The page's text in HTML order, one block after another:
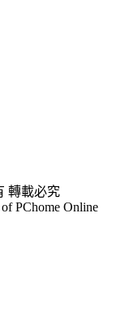
轉載必究
PChome Online